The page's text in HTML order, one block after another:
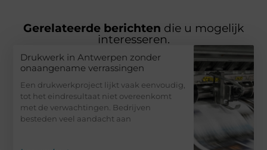
Gerelateerde berichten die u mogelijk
interesseren.
Drukwerk in Antwerpen zonder
onaangename verrassingen
Een drukwerkproject lijkt vaak eenvoudig,
tot het eindresultaat niet overeenkomt
met de verwachtingen. Bedrijven
besteden veel aandacht aan